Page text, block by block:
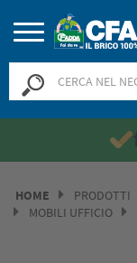
HOME PRODOTTI
MOBILI UFFICIO